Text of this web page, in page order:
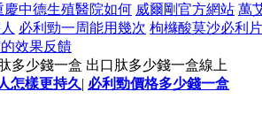
慶中德生殖醫院如何 威爾剛官方網站 萬
必利勁一周能用幾次 枸櫞酸莫沙必利片
效果反饋
多少錢一盒 出口肽多少錢一盒線上
怎樣更持久| 必利勁價格多少錢一盒